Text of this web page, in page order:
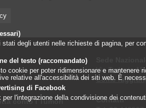
conto i Tumori
Via Torlonia
Come
Contatti
degli utenti nelle richieste di pagina, per
del testo (raccomandato)
cookie per poter ridimensionare e
relative all'accessibilità dei siti web. È
di Facebook
l'integrazione della condivisione dei